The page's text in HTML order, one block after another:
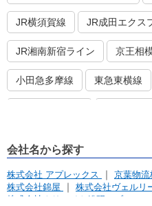
JR横須賀線 JR成田エクス
JR湘南新宿ライン 京王相
小田急多摩線 東急東横線
会社名から探す
株式会社 アプレックス 京葉物流
株式会社錦屋
株式会社ヴェルリ
株式会社クリエイト総研 ブルース